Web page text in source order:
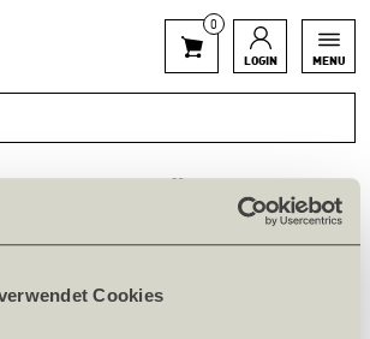
Cookies
0
LOGIN MENU